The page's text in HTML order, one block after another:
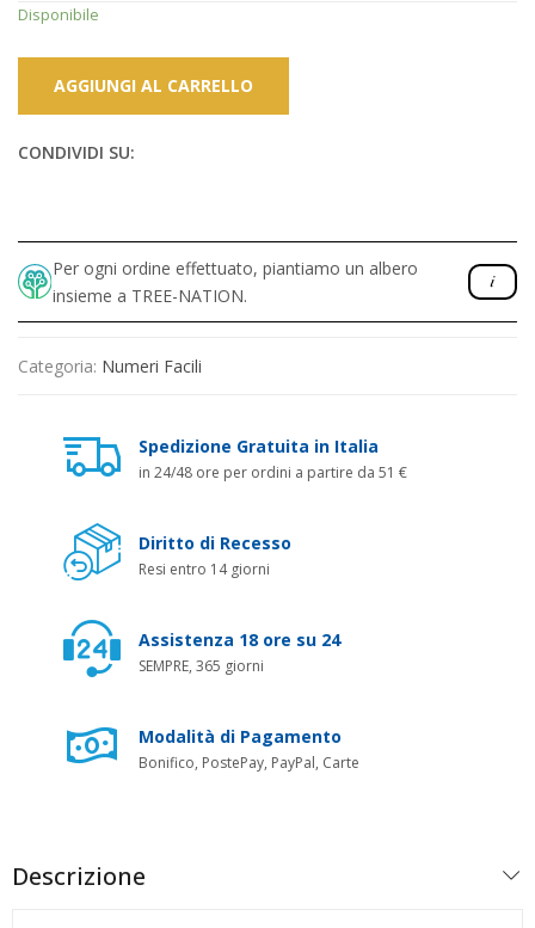
Disponibile
AGGIUNGI AL CARRELLO
CONDIVIDI SU:
Per ogni ordine effettuato, piantiamo un albero
insieme a TREE-NATION.
Categoria: Numeri Facili
Spedizione Gratuita in Italia
in 24/48 ore per ordini a partire da 51 €
Diritto di Recesso
Resi entro 14 giorni
Assistenza 18 ore su 24
SEMPRE, 365 giorni
Modalità di Pagamento
Bonifico, PostePay, PayPal, Carte
Descrizione